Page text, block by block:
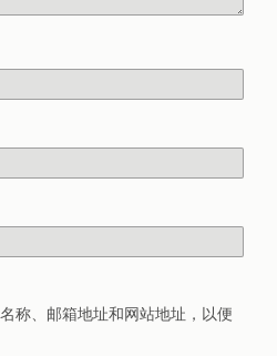
称、邮箱地址和网站地址，以便